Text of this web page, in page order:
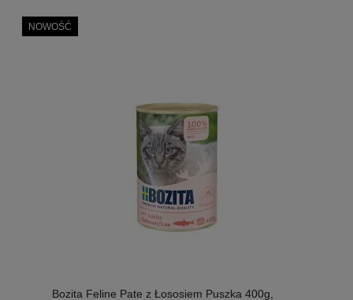
Bozita Feline Pate z Łososiem Puszka 400g,
NOWOŚĆ